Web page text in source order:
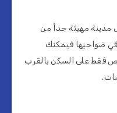
مدينة مهيئة جداً من
ضواحيها فيمكنك
فقط على السكن بالقرب